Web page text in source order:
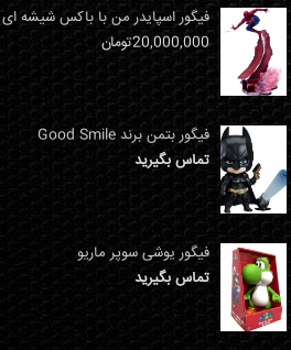
فیگور اسپایدر من با باکس شیشه ای
20,000,000تومان
فیگور بتمن برند Good Smile
تماس بگیرید
فیگور یوشی سوپر ماریو
تماس بگیرید